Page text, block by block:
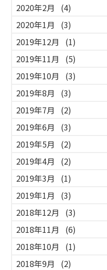
2020年2月
(4)
2020年1月
(3)
2019年12月
(1)
2019年11月
(5)
2019年10月
(3)
2019年8月
(3)
2019年7月
(2)
2019年6月
(3)
2019年5月
(2)
2019年4月
(2)
2019年3月
(1)
2019年1月
(3)
2018年12月
(3)
2018年11月
(6)
2018年10月
(1)
2018年9月
(2)